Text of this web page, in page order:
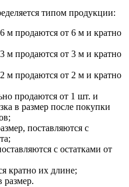
типом продукции:
м продаются от 6 м и кратно
м продаются от 3 м и кратно
м продаются от 2 м и кратно
продаются от 1 шт. и
в размер после покупки
поставляются с
с остатками от
кратно их длине;
размер.